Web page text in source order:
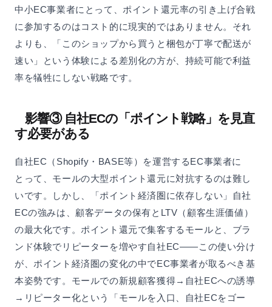
中小EC事業者にとって、ポイント還元率の引き上げ合戦
に参加するのはコスト的に現実的ではありません。それ
よりも、「このショップから買うと梱包が丁寧で配送が
速い」という体験による差別化の方が、持続可能で利益
率を犠牲にしない戦略です。
影響③ 自社ECの「ポイント戦略」を見直
す必要がある
自社EC（Shopify・BASE等）を運営するEC事業者に
とって、モールの大型ポイント還元に対抗するのは難し
いです。しかし、「ポイント経済圏に依存しない」自社
ECの強みは、顧客データの保有とLTV（顧客生涯価値）
の最大化です。ポイント還元で集客するモールと、ブラ
ンド体験でリピーターを増やす自社EC——この使い分け
が、ポイント経済圏の変化の中でEC事業者が取るべき基
本姿勢です。モールでの新規顧客獲得→自社ECへの誘導
→リピーター化という「モールを入口、自社ECをゴー